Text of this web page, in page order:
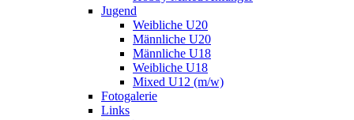
Jugend
Weibliche U20
Männliche U20
Männliche U18
Weibliche U18
Mixed U12 (m/w)
Fotogalerie
Links